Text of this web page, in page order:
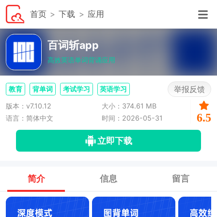
首页 下载 应用
百词斩app
高效英语单词背诵应用
教育 背单词 考试学习 英语学习 举报反馈
版本：v7.10.12
大小：374.61 MB
语言：简体中文
时间：2026-05-31 6.5
立即下载
简介 信息 留言